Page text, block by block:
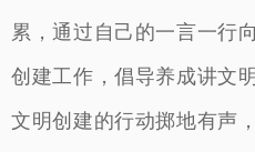
累，通过自己的一言一行
创建工作，倡导养成讲文
文明创建的行动掷地有声